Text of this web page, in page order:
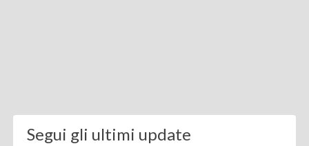
Segui gli ultimi update